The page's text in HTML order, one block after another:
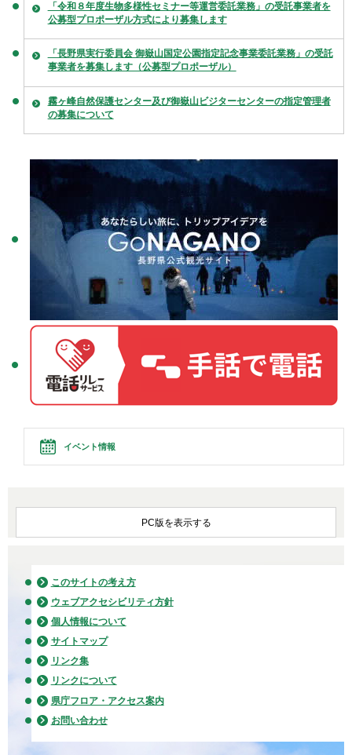
「令和８年度生物多様性セミナー等運営委託業務」の受託事業者を
公募型プロポーザル方式により募集します
「長野県実行委員会 御嶽山国定公園指定記念事業委託業務」の受託
事業者を募集します（公募型プロポーザル）
霧ヶ峰自然保護センター及び御嶽山ビジターセンターの指定管理者
の募集について
イベント情報
PC版を表示する
このサイトの考え方
ウェブアクセシビリティ方針
個人情報について
サイトマップ
リンク集
リンクについて
県庁フロア・アクセス案内
お問い合わせ